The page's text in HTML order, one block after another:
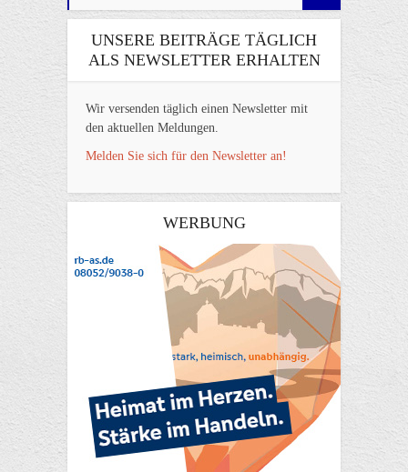
UNSERE BEITRÄGE TÄGLICH
ALS NEWSLETTER ERHALTEN
Wir versenden täglich einen Newsletter mit
den aktuellen Meldungen.
Melden Sie sich für den Newsletter an!
WERBUNG